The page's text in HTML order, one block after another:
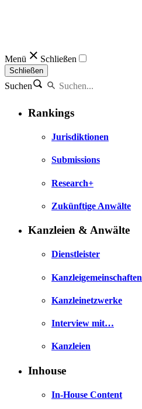
Menü Schließen
Schließen
Suchen
Rankings
Jurisdiktionen
Submissions
Research+
Zukünftige Anwälte
Kanzleien & Anwälte
Dienstleister
Kanzleigemeinschaften
Kanzleinetzwerke
Interview mit…
Kanzleien
Inhouse
In-House Content